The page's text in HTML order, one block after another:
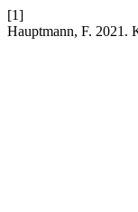
[1]
Hauptmann, F. 2021.